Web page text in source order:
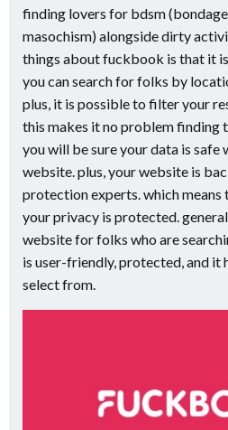
finding lovers for bdsm
masochism) alongside dirty
things about fuckbook is that it
you can search for folks by
plus, it is possible to filter your
this makes it no problem finding
you will be sure your data is
website. plus, your website is
protection experts. which means
your privacy is protected.
website for folks who are
is user-friendly, protected, and it
select from.